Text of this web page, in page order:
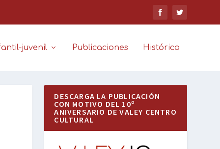
juvenil Publicaciones Histórico
DESCARGA LA PUBLICACIÓN
CON MOTIVO DEL 10º
ANIVERSARIO DE VALEY CENTRO
CULTURAL